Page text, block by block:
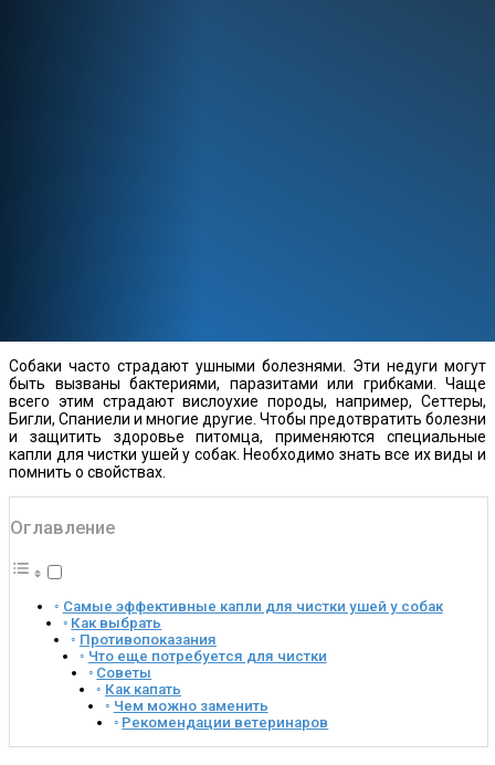
Собаки часто страдают ушными болезнями. Эти недуги могут
быть вызваны бактериями, паразитами или грибками. Чаще
всего этим страдают вислоухие породы, например, Сеттеры,
Бигли, Спаниели и многие другие. Чтобы предотвратить болезни
и защитить здоровье питомца, применяются специальные
капли для чистки ушей у собак. Необходимо знать все их виды и
помнить о свойствах.
Оглавление
Самые эффективные капли для чистки ушей у собак
Как выбрать
Противопоказания
Что еще потребуется для чистки
Советы
Как капать
Чем можно заменить
Рекомендации ветеринаров